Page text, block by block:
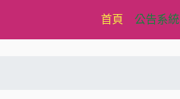
首頁(current)
公告系統